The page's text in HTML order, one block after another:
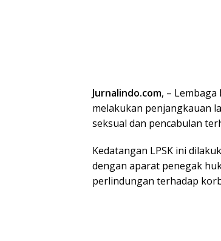
Jurnalindo.com, –
melakukan penjangkauan
seksual dan pencabulan
Kedatangan LPSK ini
dengan aparat penegak
perlindungan terhadap